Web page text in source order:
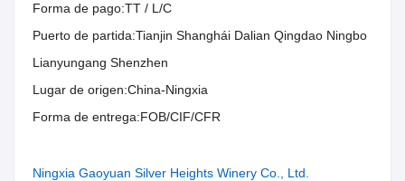
Forma de pago:TT / L/C
Puerto de partida:Tianjin Shanghái Dalian Qingdao Ningbo
Lianyungang Shenzhen
Lugar de origen:China-Ningxia
Forma de entrega:FOB/CIF/CFR
Ningxia Gaoyuan Silver Heights Winery Co., Ltd.